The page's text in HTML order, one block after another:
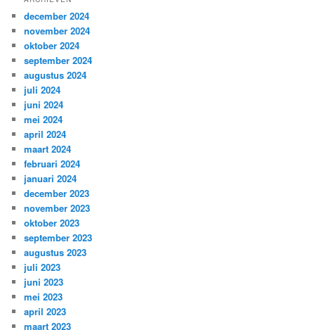
december 2024
november 2024
oktober 2024
september 2024
augustus 2024
juli 2024
juni 2024
mei 2024
april 2024
maart 2024
februari 2024
januari 2024
december 2023
november 2023
oktober 2023
september 2023
augustus 2023
juli 2023
juni 2023
mei 2023
april 2023
maart 2023